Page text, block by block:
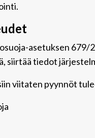
asetuksen 679/
siirtää tiedot
viitaten pyynnöt